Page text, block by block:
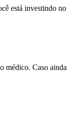
está investindo no
médico. Caso ainda